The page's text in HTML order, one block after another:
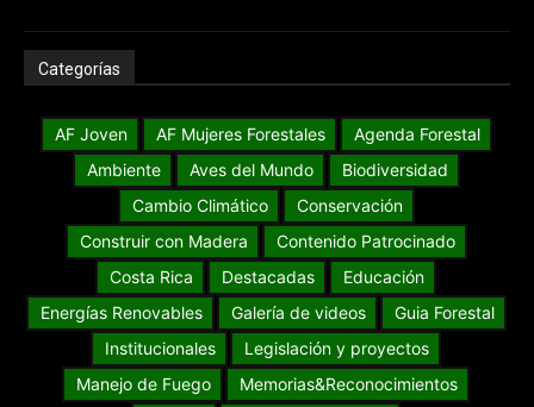
Categorías
AF Joven AF Mujeres Forestales
Agenda Forestal
Ambiente
Aves del Mundo
Biodiversidad
Cambio Climático
Conservación
Construir con Madera
Contenido Patrocinado
Costa Rica
Destacadas
Educación
Energías Renovables
Galería de videos
Guia Forestal
Institucionales
Legislación y proyectos
Manejo de Fuego
Memorias&Reconocimientos